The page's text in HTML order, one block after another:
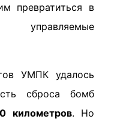
превратиться в
управляемые
УМПК удалось
сброса бомб
километров. Но